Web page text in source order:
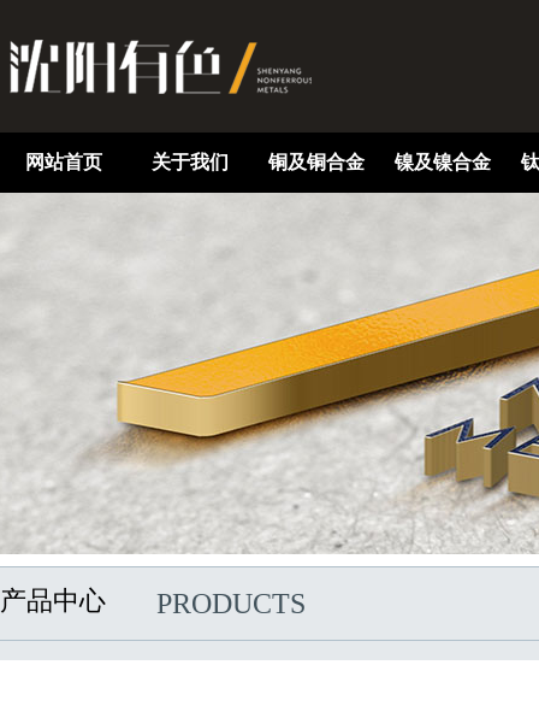
网站首页 关于我们 铜及铜合金 镍及镍合金
产品中心 PRODUCTS